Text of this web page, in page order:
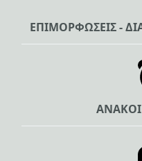
ΕΠΙΜΟΡΦΩΣΕΙΣ -